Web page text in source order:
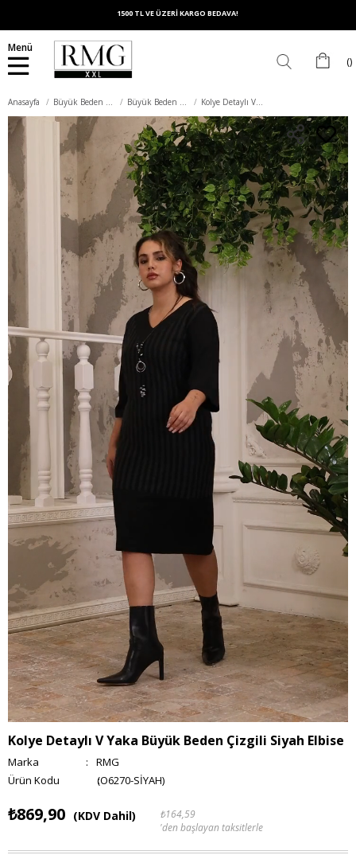
1500 TL VE ÜZERİ KARGO BEDAVA!
Menü
Anasayfa Büyük Beden Elbise Büyük Beden Günlük Elbise Kolye Detaylı V Yaka Büyük Beden Çizgili Siyah Elbise
Kolye Detaylı V Yaka Büyük Beden Çizgili Siyah Elbise
Marka :
RMG
(O6270-SİYAH)
₺869,90 (KDV Dahil)
₺164,59
'den başlayan taksitlerle